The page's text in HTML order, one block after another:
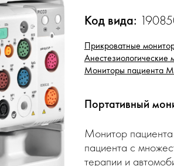
Код вида:
Прикроватные
Анестезиологические
Мониторы пациента
Портативный
Монитор
пациента с
терапии и